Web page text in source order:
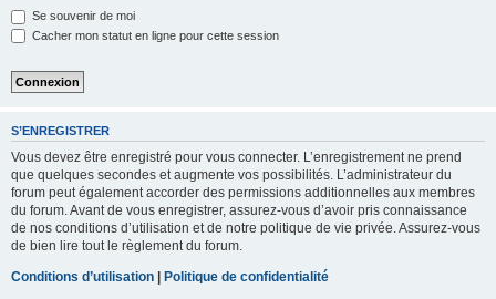
Se souvenir de moi
Cacher mon statut en ligne pour cette session
S’ENREGISTRER
Vous devez être enregistré pour vous connecter. L’enregistrement ne prend
que quelques secondes et augmente vos possibilités. L’administrateur du
forum peut également accorder des permissions additionnelles aux membres
du forum. Avant de vous enregistrer, assurez-vous d’avoir pris connaissance
de nos conditions d’utilisation et de notre politique de vie privée. Assurez-vous
de bien lire tout le règlement du forum.
Conditions d’utilisation | Politique de confidentialité